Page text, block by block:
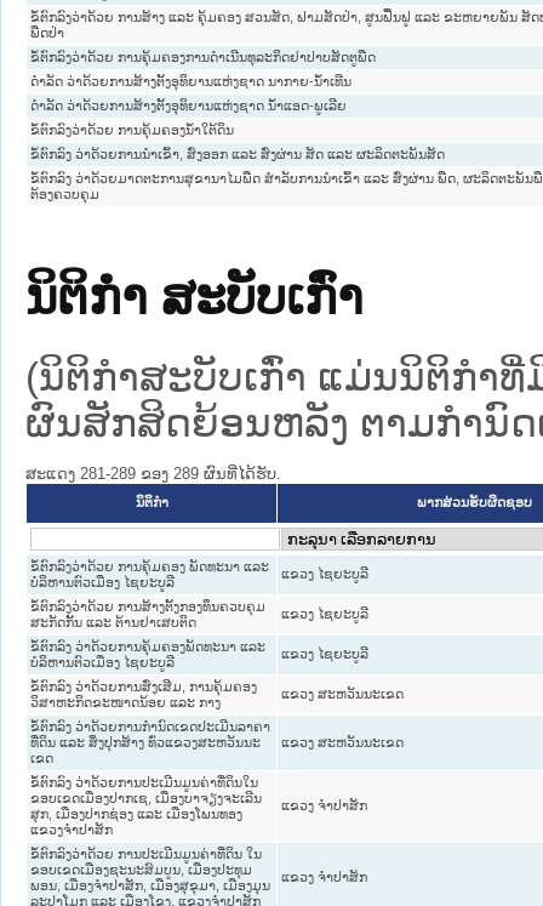
ຂໍ້ຕົກລົງວ່າດ້ວຍ ການສ້າງ ແລະ ຄຸ້ມຄອງ ສວນສັດ, ຟາມສັດປ່າ, ສູນຟື້ນຟູ ແລະ ຂະຫຍາຍພັນ ສັດ
ພືດປ່າ
ຂໍ້ຕົກລົງວ່າດ້ວຍ ການຄຸ້ມຄອງການດຳເນີນທຸລະກິດຢາປາບສັດຕູພືດ
ດຳລັດ ວ່າດ້ວຍການສ້າງຕັ້ງອຸທິຍານແຫ່ງຊາດ ນາກາຍ-ນ້ຳເທີນ
ດຳລັດ ວ່າດ້ວຍການສ້າງຕັ້ງອຸທິຍານແຫ່ງຊາດ ນ້ຳແອດ-ພູເລີຍ
ຂໍ້ຕົກລົງວ່າດ້ວຍ ການຄຸ້ມຄອງນ້ຳໃຕ້ດິນ
ຂໍ້ຕົກລົງ ວ່າດ້ວຍການນຳເຂົ້າ, ສົ່ງອອກ ແລະ ສົ່ງຜ່ານ ສັດ ແລະ ຜະລິດຕະພັນສັດ
ຂໍ້ຕົກລົງ ວ່າດ້ວຍມາດຕະການສຸຂານາໄມພືດ ສຳລັບການນຳເຂົ້າ ແລະ ສົ່ງຜ່ານ ພືດ, ຜະລິດຕະພັນ
ຕ້ອງຄວບຄຸມ
ນິຕິກໍາ ສະບັບເກົ່າ
(ນິຕິກໍາສະບັບເກົ່າ ແມ່ນນິຕິກໍາ
ຜົນສັກສິດຍ້ອນຫລັງ ຕາມກໍານົດ
ສະແດງ 281-289 ຂອງ 289 ຜົນທີ່ໄດ້ຮັບ.
ນິຕິກໍາ ພາກສ່ວນຮັບຜິດຊອບ
ຂໍ້ຕົກລົງວ່າດ້ວຍ ການຄຸ້ມຄອງ ພັດທະນາ ແລະ
ບໍລິຫານຕົວເມືອງ ໄຊຍະບູລີ
ແຂວງ ໄຊຍະບູລີ
ຂໍ້ຕົກລົງວ່າດ້ວຍ ການສ້າງຕັ້ງກອງທຶນຄວບຄຸມ
ສະກັດກັ້ນ ແລະ ຕ້ານຢາເສບຕິດ
ແຂວງ ໄຊຍະບູລີ
ຂໍ້ຕົກລົງ ວ່າດ້ວຍການຄຸ້ມຄອງພັດທະນາ ແລະ
ບໍລິຫານຕົວເມືອງ ໄຊຍະບູລີ
ແຂວງ ໄຊຍະບູລີ
ຂໍ້ຕົກລົງ ວ່າດ້ວຍການສົ່ງເສີມ, ການຄຸ້ມຄອງ
ວິສາຫະກິດຂະໜາດນ້ອຍ ແລະ ກາງ
ແຂວງ ສະຫວັນນະເຂດ
ຂໍ້ຕົກລົງ ວ່າດ້ວຍການກໍານົດເຂດປະເມີນລາຄາ
ທີ່ດິນ ແລະ ສິ່ງປຸກສ້າງ ທົ່ວແຂວງສະຫວັນນະ
ເຂດ
ແຂວງ ສະຫວັນນະເຂດ
ຂໍ້ຕົກລົງ ວ່າດ້ວຍການປະເມີນມູນຄ່າທີ່ດິນໃນ
ຂອບເຂດເມືອງປາກເຊ, ເມືອງບາຈຽງຈະເລີນ
ສຸກ, ເມືອງປາກຊ່ອງ ແລະ ເມືອງໂພນທອງ
ແຂວງຈຳປາສັກ
ແຂວງ ຈໍາປາສັກ
ຂໍ້ຕົກລົງວ່າດ້ວຍ ການປະເມີນມູນຄ່າທີ່ດິນ ໃນ
ຂອບເຂດເມືອງຊະນະສົມບູນ, ເມືອງປະທຸມ
ພອນ, ເມືອງຈຳປາສັກ, ເມືອງສຸຂຸມາ, ເມືອງມຸນ
ລະປາໂມກ ແລະ ເມືອງໂຂງ, ແຂວງຈຳປາສັກ
ແຂວງ ຈໍາປາສັກ